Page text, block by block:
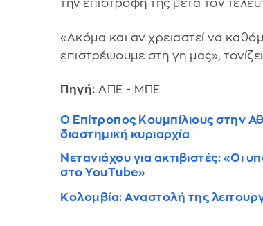
την επιστροφή της μετά τον
«Ακόμα και αν χρειαστεί να
επιστρέψουμε στη γη μας»,
Πηγή: ΑΠΕ - ΜΠΕ
Ο Eπίτροπος Κουμπίλιους στην
διαστημική κυριαρχία
Νετανιάχου για ακτιβιστές: «Οι
στο YouTube»
Κολομβία: Αναστολή της